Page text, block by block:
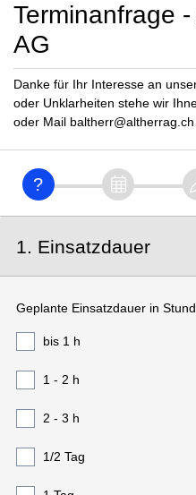
Terminanfrage
AG
Danke für Ihr Interesse an
oder Unklarheiten stehe wir
oder Mail baltherr@altherrag.ch
1. Einsatzdauer
Geplante Einsatzdauer in
bis 1 h
1 - 2 h
2 - 3 h
1/2 Tag